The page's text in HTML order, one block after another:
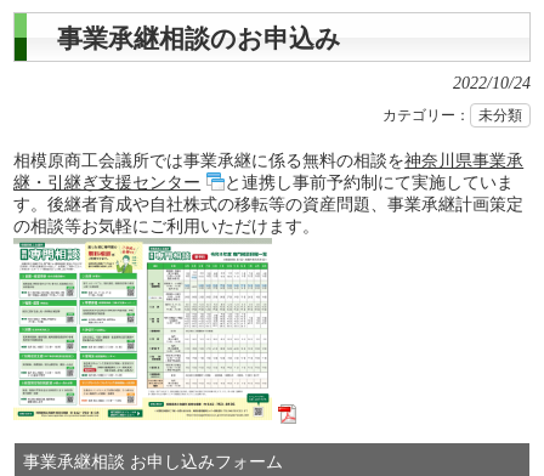
事業承継相談のお申込み
2022/10/24
カテゴリー： 未分類
相模原商工会議所では事業承継に係る無料の相談を神奈川県事業承
継・引継ぎ支援センター
と連携し事前予約制にて実施していま
す。後継者育成や自社株式の移転等の資産問題、事業承継計画策定
の相談等お気軽にご利用いただけます。
事業承継相談 お申し込みフォーム